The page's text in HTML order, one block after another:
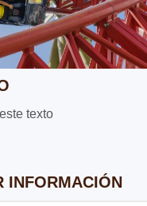
texto
INFORMACIÓN